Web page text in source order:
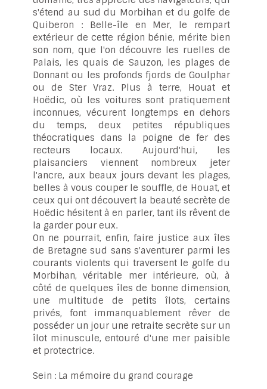
s'étend au sud du Morbihan et du golfe de
Quiberon : Belle-île en Mer, le rempart
extérieur de cette région bénie, mérite bien
son nom, que l'on découvre les ruelles de
Palais, les quais de Sauzon, les plages de
Donnant ou les profonds fjords de Goulphar
ou de Ster Vraz. Plus à terre, Houat et
Hoëdic, où les voitures sont pratiquement
inconnues, vécurent longtemps en dehors
du temps, deux petites républiques
théocratiques dans la poigne de fer des
recteurs locaux. Aujourd'hui, les
plaisanciers viennent nombreux jeter
l'ancre, aux beaux jours devant les plages,
belles à vous couper le souffle, de Houat, et
ceux qui ont découvert la beauté secrète de
Hoëdic hésitent à en parler, tant ils rêvent de
la garder pour eux.
On ne pourrait, enfin, faire justice aux îles
de Bretagne sud sans s'aventurer parmi les
courants violents qui traversent le golfe du
Morbihan, véritable mer intérieure, où, à
côté de quelques îles de bonne dimension,
une multitude de petits îlots, certains
privés, font immanquablement rêver de
posséder un jour une retraite secrète sur un
îlot minuscule, entouré d'une mer paisible
et protectrice.
Sein : La mémoire du grand courage